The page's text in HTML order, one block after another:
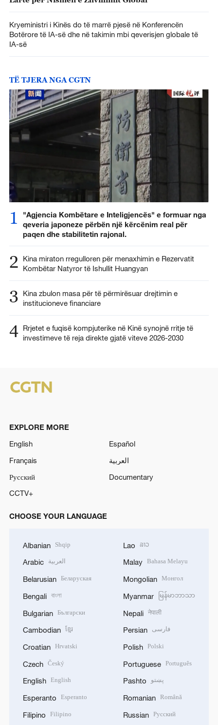
Kryeministri i Kinës do të marrë pjesë në Konferencën
Botërore të IA-së dhe në takimin mbi qeverisjen globale të
IA-së
TË TJERA NGA CGTN
1
"Agjencia Kombëtare e Inteligjencës" e formuar nga
qeveria japoneze përbën një kërcënim real për
paqen dhe stabilitetin rajonal.
2
Kina miraton rregulloren për menaxhimin e Rezervatit
Kombëtar Natyror të Ishullit Huangyan
3
Kina zbulon masa për të përmirësuar drejtimin e
institucioneve financiare
4 Rrjetet e fuqisë kompjuterike në Kinë synojnë rritje të
investimeve të reja direkte gjatë viteve 2026-2030
EXPLORE MORE
English
Español
Français
العربية
Русский
Documentary
CCTV+
CHOOSE YOUR LANGUAGE
Albanian Shqip
Arabic العربية
Belarusian Беларуская
Bengali বাংলা
Bulgarian Български
Cambodian ខ្មែរ
Croatian Hrvatski
Czech Český
English English
Esperanto Esperanto
Filipino Filipino
Lao ລາວ
Malay Bahasa Melayu
Mongolian Монгол
Myanmar မြန်မာဘာသာ
Nepali नेपाली
Persian فارسی
Polish Polski
Portuguese Português
Pashto پښتو
Romanian Română
Russian Русский